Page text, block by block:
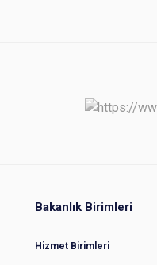
Bakanlık Birimleri
Hizmet Birimleri